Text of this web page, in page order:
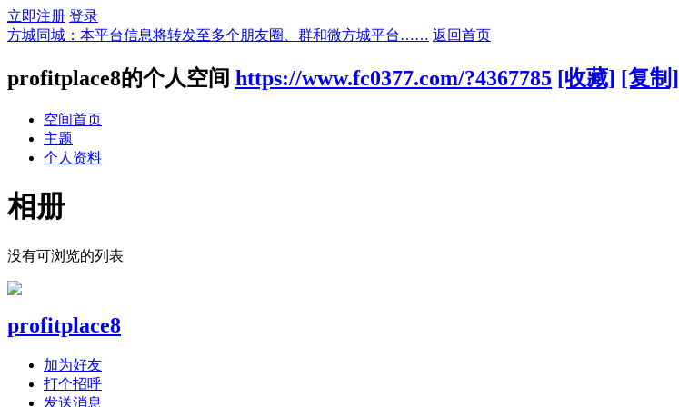
立即注册 登录
方城同城：本平台信息将转发至多个朋友圈、群和微方城平台…… 返回首页
profitplace8的个人空间 https://www.fc0377.com/?4367785 [收藏] [复制]
空间首页
主题
个人资料
相册
没有可浏览的列表
profitplace8
加为好友
打个招呼
发送消息